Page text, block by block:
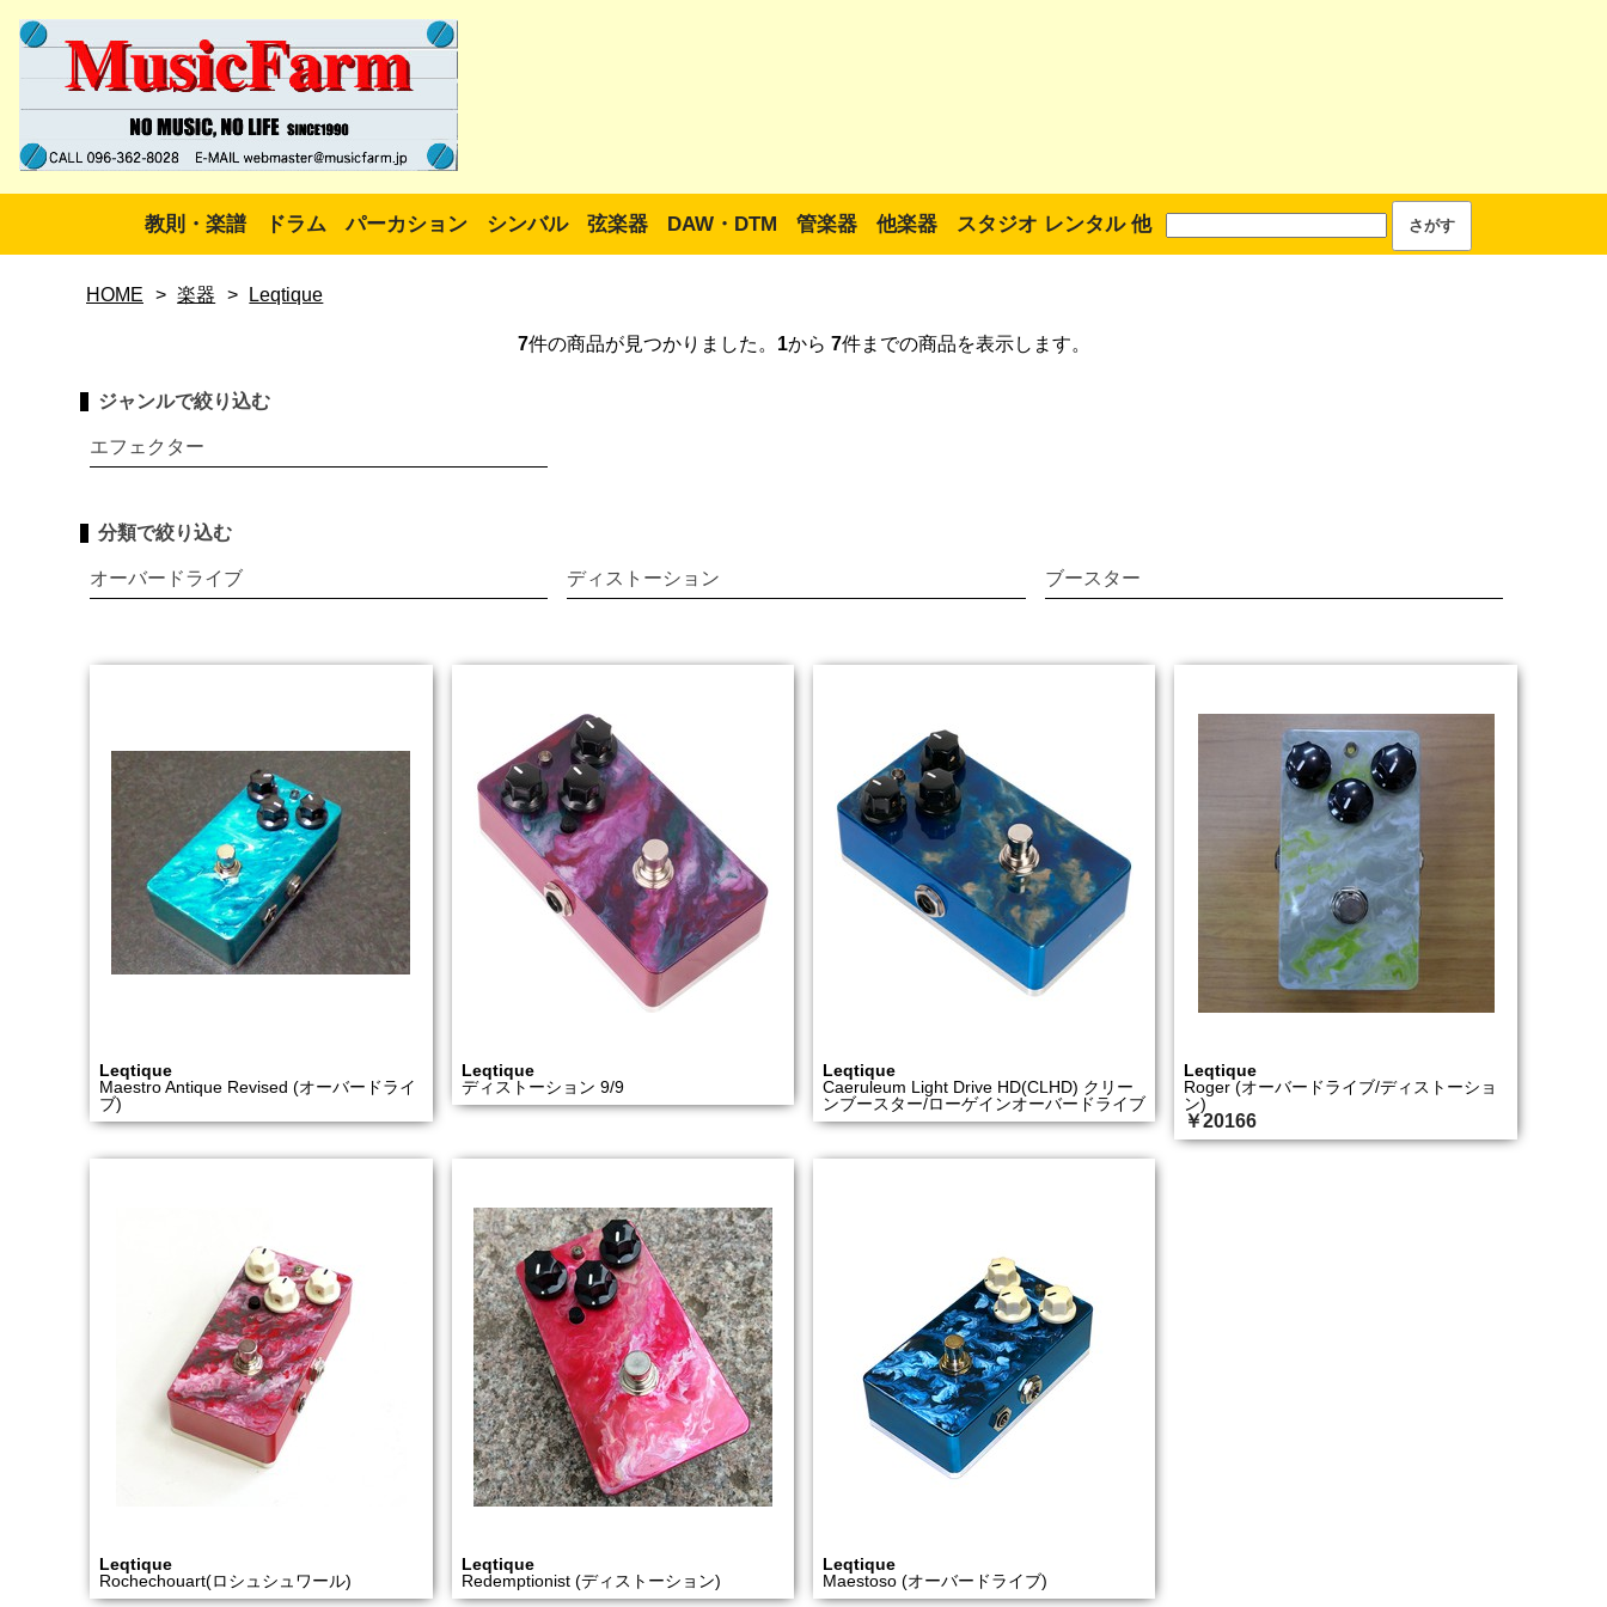
教則・楽譜 ドラム パーカション シンバル 弦楽器 DAW・DTM 管楽器 他楽器 スタジオ レンタル 他
HOME > 楽器 > Leqtique
7件の商品が見つかりました。 1から 7件までの商品を表示します。
ジャンルで絞り込む
エフェクター
分類で絞り込む
オーバードライブ ディストーション ブースター
Leqtique
Maestro Antique Revised (オーバードライ
ブ)
Leqtique
ディストーション 9/9
Leqtique
Caeruleum Light Drive HD(CLHD) クリー
ンブースター/ローゲインオーバードライブ
Leqtique
Roger (オーバードライブ/ディストーショ
ン)
￥20166
Leqtique
Rochechouart(ロシュシュワール)
Leqtique
Redemptionist (ディストーション)
Leqtique
Maestoso (オーバードライブ)